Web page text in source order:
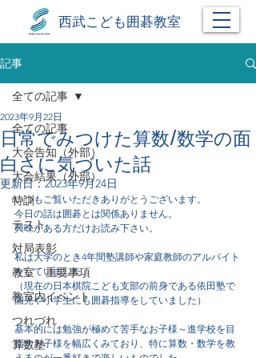
西武こども囲碁教室
記事
全ての記事
大会告知（外部）
大会結果（外部）
特訓
テスト
対局表彰
教室 重要事項
教室内イベント
つれづれ
算数塾
全ての記事
日常でみつけた算数/数学の面
白さに気づいた話
2023年9月22日
更新日：2023年9月24日
いつもご覧いただきありがとうございます。
今日の話は囲碁とは関係ありません。
興味がある方だけお読み下さい。
私は大学のとき4年間塾講師や家庭教師のアルバイト
をしていました。
（現在の日本棋院こども支部の前身である依田塾で
園児や小学生にも囲碁指導をしていました）
基本的には勉強が極めて苦手なお子様～進学校を目
指すお子様を幅広くみており、特に算数・数学を教